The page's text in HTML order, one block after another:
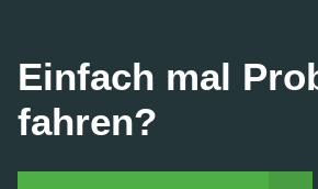
Einfach mal
fahren?